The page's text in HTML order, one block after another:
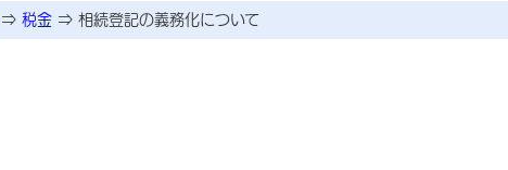
⇒ 税金 ⇒ 相続登記の義務化について